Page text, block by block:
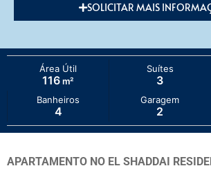
SOLICITAR MAIS
Área Útil
116 m²
Suítes
3
Banheiros
4
Garagem
2
APARTAMENTO NO EL SHADDAI